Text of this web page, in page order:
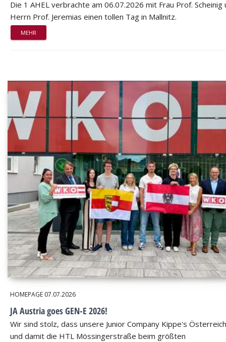
Die 1 AHEL verbrachte am 06.07.2026 mit Frau Prof. Scheinig
Herrn Prof. Jeremias einen tollen Tag in Mallnitz.
MEHR
HOMEPAGE 07.07.2026
JA Austria goes GEN-E 2026!
Wir sind stolz, dass unsere Junior Company Kippe's Österreich
und damit die HTL Mössingerstraße beim größten